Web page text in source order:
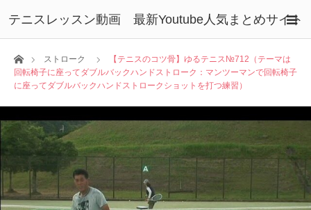
テニスレッスン動画 最新Youtube人気まとめサイト
ホームストローク
【テニスのコツ骨】ゆるテニス№712（テーマは
回転椅子に座ってダブルバックハンドストローク：マンツーマンで回転椅子
に座ってダブルバックハンドストロークショットを打つ練習）